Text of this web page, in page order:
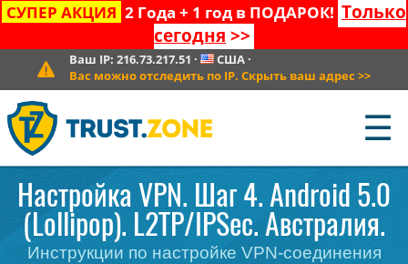
СУПЕР АКЦИЯ 2 Года + 1 год в ПОДАРОК! Только
сегодня >>
Ваш IP: 216.73.217.51 · США·
Вас можно отследить по IP. Скрыть ваш адрес >>
☰
Настройка VPN. Шаг 4. Android 5.0
(Lollipop). L2TP/IPSec. Австралия.
Инструкции по настройке VPN-соединения